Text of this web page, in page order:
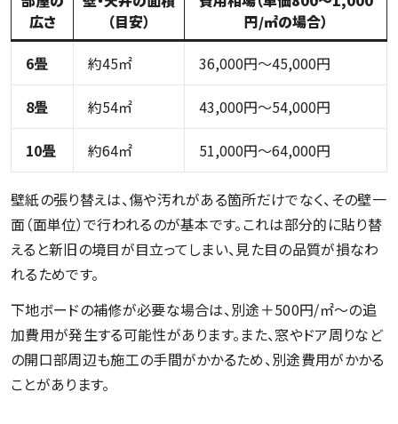
広さ
（目安）
円/㎡の場合）
6畳
約45㎡ 36,000円～45,000円
8畳 約54㎡ 43,000円～54,000円
10畳 約64㎡ 51,000円～64,000円
壁紙の張り替えは、傷や汚れがある箇所だけでなく、その壁一
面（面単位）で行われるのが基本です。これは部分的に貼り替
えると新旧の境目が目立ってしまい、見た目の品質が損なわ
れるためです。
下地ボードの補修が必要な場合は、別途＋500円/㎡〜の追
加費用が発生する可能性があります。また、窓やドア周りなど
の開口部周辺も施工の手間がかかるため、別途費用がかかる
ことがあります。